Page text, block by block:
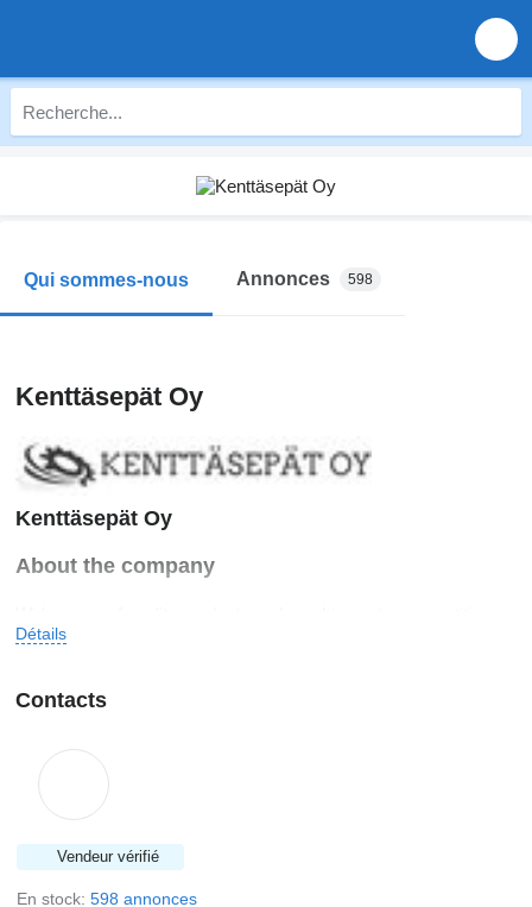
Qui sommes-nous Annonces 598
Kenttäsepät Oy
Kenttäsepät Oy
About the company
price. We also sell, forward and trade all kinds of machines and
Détails
Contacts
Vendeur vérifié
En stock: 598 annonces